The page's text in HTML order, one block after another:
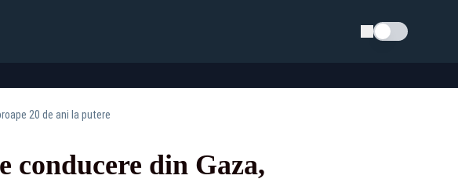
Schimba tema
20 de ani la putere
conducere din Gaza,